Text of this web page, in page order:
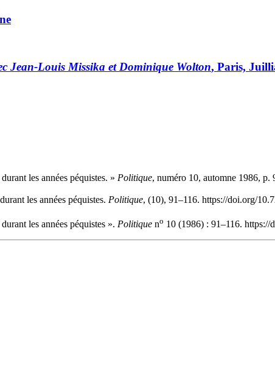
Jean-Louis Missika et Dominique Wolton, Paris,
les années péquistes. » Politique, numéro 10, automne 1986,
les années péquistes. Politique, (10), 91–116. https://doi.org/
les années péquistes ». Politique no 10 (1986) : 91–116. https://